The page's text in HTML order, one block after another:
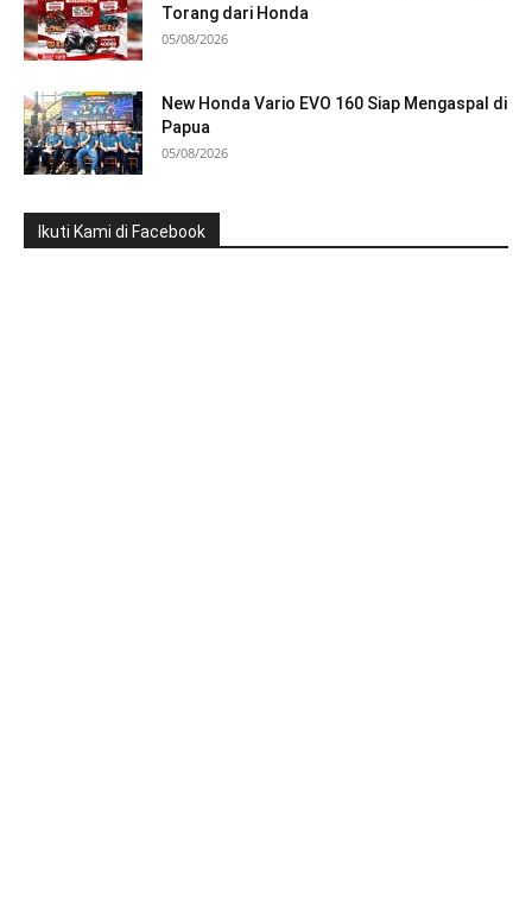
Torang dari Honda
05/08/2026
New Honda Vario EVO 160 Siap Mengaspal di
Papua
05/08/2026
Ikuti Kami di Facebook